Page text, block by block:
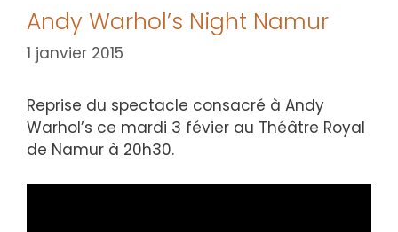
Andy Warhol’s Night Namur
1 janvier 2015
Reprise du spectacle consacré à Andy
Warhol’s ce mardi 3 févier au Théâtre Royal
de Namur à 20h30.